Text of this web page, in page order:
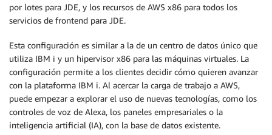
por lotes para JDE, y los recursos de AWS x86 para todos los
servicios de frontend para JDE.
Esta configuración es similar a la de un centro de datos único que
utiliza IBM i y un hipervisor x86 para las máquinas virtuales. La
configuración permite a los clientes decidir cómo quieren avanzar
con la plataforma IBM i. Al acercar la carga de trabajo a AWS,
puede empezar a explorar el uso de nuevas tecnologías, como los
controles de voz de Alexa, los paneles empresariales o la
inteligencia artificial (IA), con la base de datos existente.